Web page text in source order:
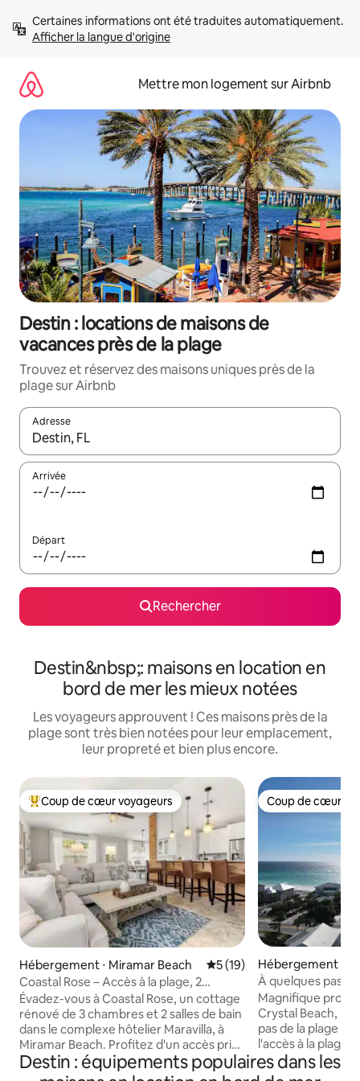
directement
Afficher la langue d'origine
Mettre mon logement sur Airbnb
Destin : locations de maisons de
vacances près de la plage
Trouvez et réservez des maisons uniques près de la
plage sur Airbnb
Adresse
Lorsque les résultats s'affichent, utilisez les flèches vers le
Arrivée
Départ
Rechercher
Destin&nbsp;: maisons en location en
bord de mer les mieux notées
Les voyageurs approuvent ! Ces maisons près de la
plage sont très bien notées pour leur emplacement,
leur propreté et bien plus encore.
Coups de cœur voyageurs les plus appréciés
Coup de cœur voyageurs
Hébergement ⋅ Miramar Beach Évaluation moyenne sur la
5 (19)
Coastal Rose – Accès à la plage, 2
piscines et voiturettes de golf
Évadez-vous à Coastal Rose, un cottage
rénové de 3 chambres et 2 salles de bain
dans le complexe hôtelier Maravilla, à
Miramar Beach. Profitez d'un accès privé
à la plage, de 2 piscines, de courts de
tennis et de pickleball, et de
Coup de cœur
Coup de cœur
Hébergement ⋅
À quelques pas
restaurants à
Magnifique
Crystal Beach,
pas de la plage -
l'accès à la plage
Détendez-vous
surdimensionné
Destin : équipements populaires dans les